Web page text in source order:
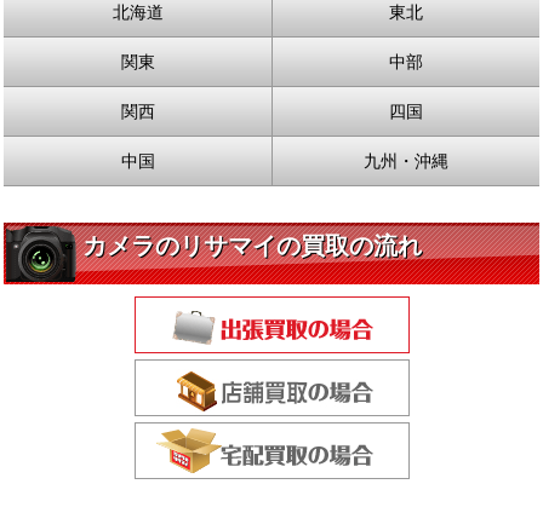
北海道 東北
関東 中部
関西 四国
中国 九州・沖縄